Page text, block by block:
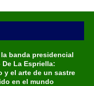
banda presidencial
La Espriella:
y el arte de un sastre
en el mundo